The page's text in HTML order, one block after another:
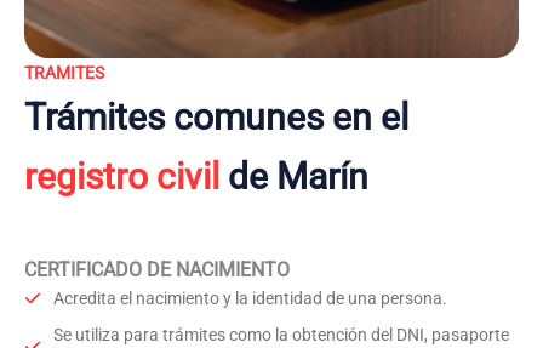
TRAMITES
Trámites comunes en el
registro civil de Marín
CERTIFICADO DE NACIMIENTO
Acredita el nacimiento y la identidad de una persona.
Se utiliza para trámites como la obtención del DNI, pasaporte